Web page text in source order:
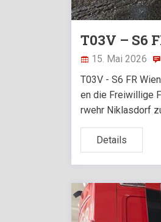
T03V – S6
15. Mai 2026
T03V - S6 FR
en die Freiwillige
rwehr Niklasdorf
Details